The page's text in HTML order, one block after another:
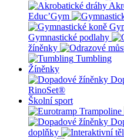
Educ’Gym
Gymnastické podlahy
žíněnky
Tumbling
Žíněnky
RinoSet®
Školní sport
doplňky